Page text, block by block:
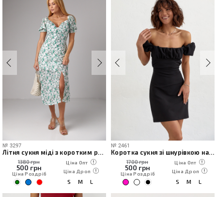
№ 3297
Літня сукня міді з коротким рукавом та відкритими плечима
1380 грн
500 грн
Ціна Роздріб
Ціна Опт
Ціна Дроп
S M L
№ 2461
Коротка сукня зі шнурівкою на спині
1700 грн
500 грн
Ціна Роздріб
Ціна Опт
Ціна Дроп
S M L